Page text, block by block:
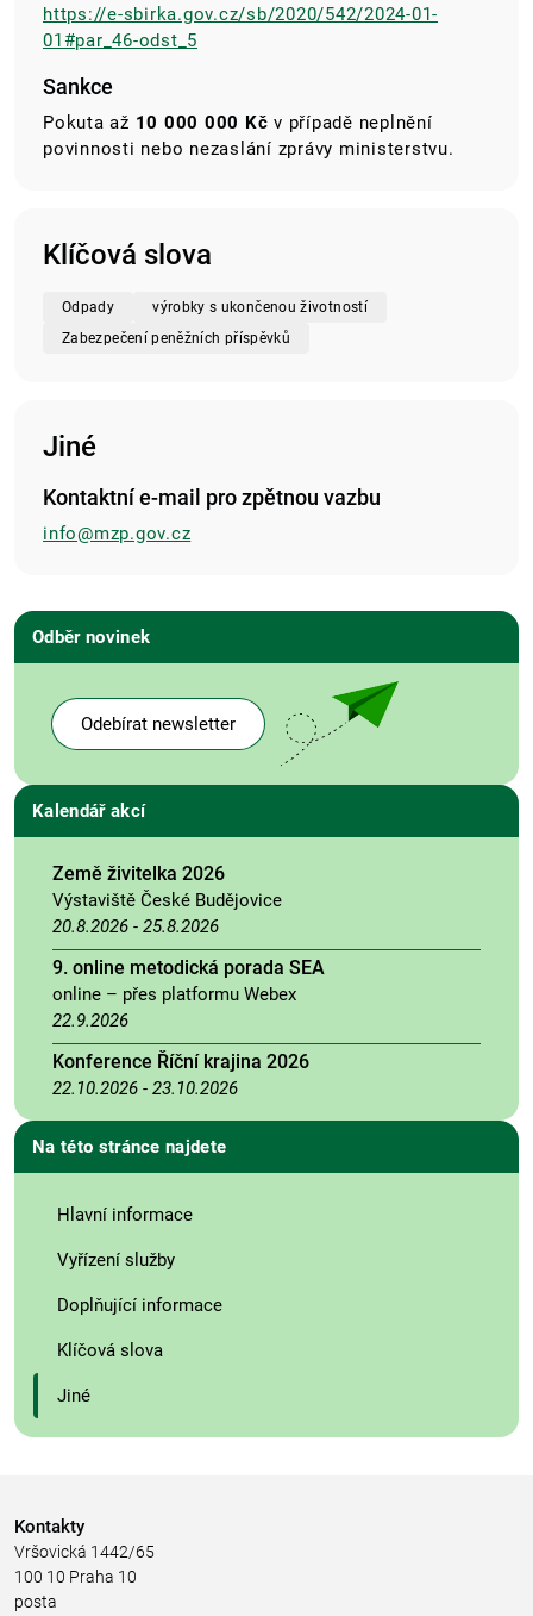
https://e-sbirka.gov.cz/sb/2020/542/2024-01-
01#par_46-odst_5
Sankce
Pokuta až 10 000 000 Kč v případě neplnění
povinnosti nebo nezaslání zprávy ministerstvu.
Klíčová slova
Odpady
výrobky s ukončenou životností
Zabezpečení peněžních příspěvků
Jiné
Kontaktní e-mail pro zpětnou vazbu
info@mzp.gov.cz
Odběr novinek
Odebírat newsletter
Kalendář akcí
Země živitelka 2026
Výstaviště České Budějovice
20.8.2026 - 25.8.2026
9. online metodická porada SEA
online – přes platformu Webex
22.9.2026
Konference Říční krajina 2026
22.10.2026 - 23.10.2026
Na této stránce najdete
Hlavní informace
Vyřízení služby
Doplňující informace
Klíčová slova
Jiné
Kontakty
Vršovická 1442/65
100 10 Praha 10
posta